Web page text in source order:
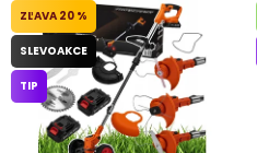
20 %
SLEVOAKCE
TIP